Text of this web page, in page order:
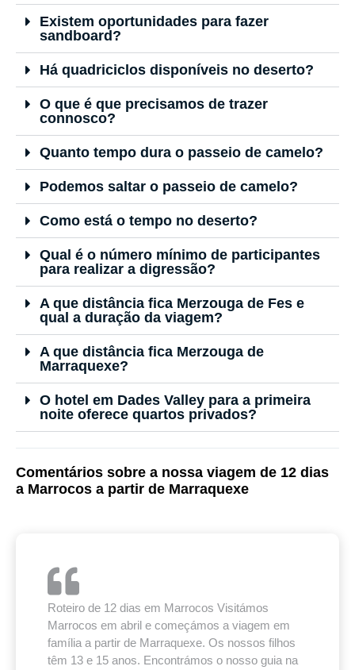
Existem oportunidades para fazer
sandboard?
Há quadriciclos disponíveis no deserto?
O que é que precisamos de trazer
connosco?
Quanto tempo dura o passeio de camelo?
Podemos saltar o passeio de camelo?
Como está o tempo no deserto?
Qual é o número mínimo de participantes
para realizar a digressão?
A que distância fica Merzouga de Fes e
qual a duração da viagem?
A que distância fica Merzouga de
Marraquexe?
O hotel em Dades Valley para a primeira
noite oferece quartos privados?
Comentários sobre a nossa viagem de 12 dias
a Marrocos a partir de Marraquexe
Roteiro de 12 dias em Marrocos Visitámos
Marrocos em abril e começámos a viagem em
família a partir de Marraquexe. Os nossos filhos
têm 13 e 15 anos. Encontrámos o nosso guia na